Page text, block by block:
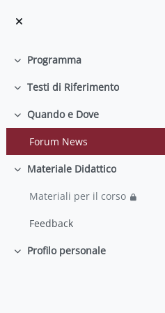
Minimizza
Programma
Minimizza
Testi di Riferimento
Minimizza
Quando e Dove
Forum News
Minimizza
Materiale Didattico
Materiali per il corso
Feedback
Minimizza
Profilo personale